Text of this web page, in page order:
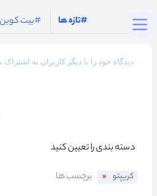
#تازه ها #بیت کوین
کریپتو